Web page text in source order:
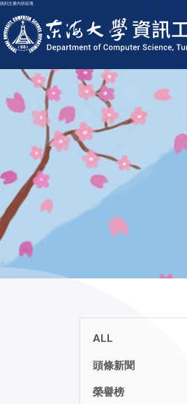
跳到主要內容區塊
東海大學logo
ALL
頭條新聞
榮譽榜